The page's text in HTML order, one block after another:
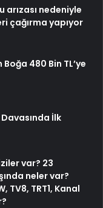
arızası nedeniyle
çağırma yapıyor
480 Bin TL’ye
İlk
var? 23
neler var?
TV8, TRT1, Kanal